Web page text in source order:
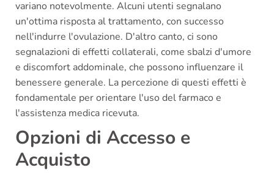
variano notevolmente. Alcuni utenti segnalano
un'ottima risposta al trattamento, con successo
nell'indurre l'ovulazione. D'altro canto, ci sono
segnalazioni di effetti collaterali, come sbalzi d'umore
e discomfort addominale, che possono influenzare il
benessere generale. La percezione di questi effetti è
fondamentale per orientare l'uso del farmaco e
l'assistenza medica ricevuta.
Opzioni di Accesso e
Acquisto